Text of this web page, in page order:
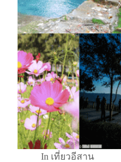
In เที่ยวอีสาน